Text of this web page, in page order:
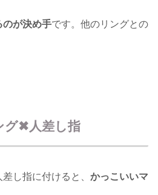
のが決め手です。他のリングとの
グ✖︎人差し指
し指に付けると、 かっこいいマ